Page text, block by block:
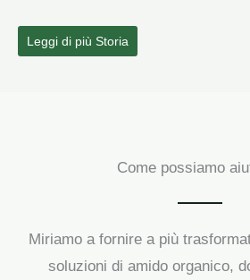
Leggi di più Storia
Come possiamo
Miriamo a fornire a più
soluzioni di amido organico,